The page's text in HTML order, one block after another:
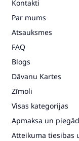
Kontakti
Par mums
Atsauksmes
FAQ
Blogs
Dāvanu Kartes
Zīmoli
Visas kategorijas
Apmaksa un
Atteikuma tiesibas